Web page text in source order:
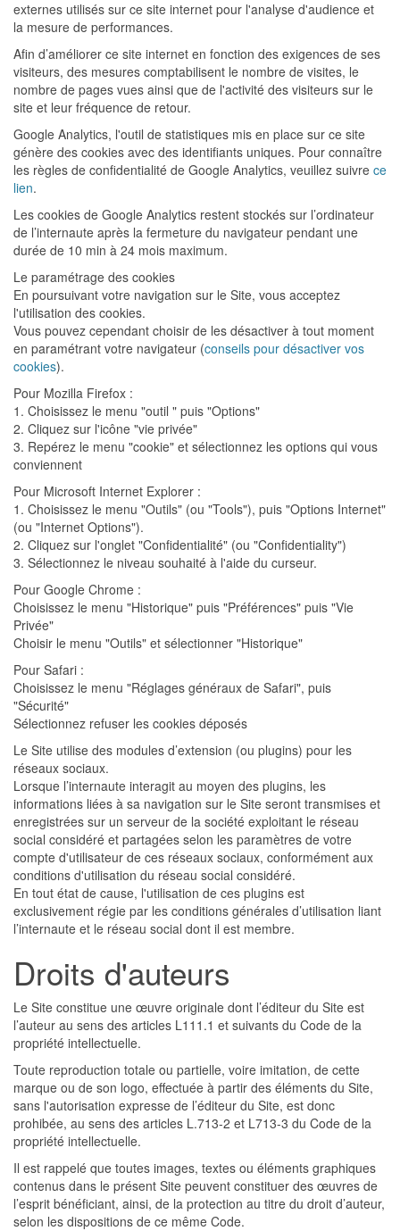
externes utilisés sur ce site internet pour l'analyse d'audience et
la mesure de performances.
Afin d’améliorer ce site internet en fonction des exigences de ses
visiteurs, des mesures comptabilisent le nombre de visites, le
nombre de pages vues ainsi que de l'activité des visiteurs sur le
site et leur fréquence de retour.
Google Analytics, l'outil de statistiques mis en place sur ce site
génère des cookies avec des identifiants uniques. Pour connaître
les règles de confidentialité de Google Analytics, veuillez suivre ce
lien.
Les cookies de Google Analytics restent stockés sur l’ordinateur
de l’internaute après la fermeture du navigateur pendant une
durée de 10 min à 24 mois maximum.
Le paramétrage des cookies
En poursuivant votre navigation sur le Site, vous acceptez
l'utilisation des cookies.
Vous pouvez cependant choisir de les désactiver à tout moment
en paramétrant votre navigateur (conseils pour désactiver vos
cookies).
Pour Mozilla Firefox :
1. Choisissez le menu "outil " puis "Options"
2. Cliquez sur l'icône "vie privée"
3. Repérez le menu "cookie" et sélectionnez les options qui vous
conviennent
Pour Microsoft Internet Explorer :
1. Choisissez le menu "Outils" (ou "Tools"), puis "Options Internet"
(ou "Internet Options").
2. Cliquez sur l'onglet "Confidentialité" (ou "Confidentiality")
3. Sélectionnez le niveau souhaité à l'aide du curseur.
Pour Google Chrome :
Choisissez le menu "Historique" puis "Préférences" puis "Vie
Privée"
Choisir le menu "Outils" et sélectionner "Historique"
Pour Safari :
Choisissez le menu "Réglages généraux de Safari", puis
"Sécurité"
Sélectionnez refuser les cookies déposés
Le Site utilise des modules d’extension (ou plugins) pour les
réseaux sociaux.
Lorsque l’internaute interagit au moyen des plugins, les
informations liées à sa navigation sur le Site seront transmises et
enregistrées sur un serveur de la société exploitant le réseau
social considéré et partagées selon les paramètres de votre
compte d'utilisateur de ces réseaux sociaux, conformément aux
conditions d'utilisation du réseau social considéré.
En tout état de cause, l'utilisation de ces plugins est
exclusivement régie par les conditions générales d’utilisation liant
l’internaute et le réseau social dont il est membre.
Droits d'auteurs
Le Site constitue une œuvre originale dont l’éditeur du Site est
l’auteur au sens des articles L111.1 et suivants du Code de la
propriété intellectuelle.
Toute reproduction totale ou partielle, voire imitation, de cette
marque ou de son logo, effectuée à partir des éléments du Site,
sans l'autorisation expresse de l’éditeur du Site, est donc
prohibée, au sens des articles L.713-2 et L713-3 du Code de la
propriété intellectuelle.
Il est rappelé que toutes images, textes ou éléments graphiques
contenus dans le présent Site peuvent constituer des œuvres de
l’esprit bénéficiant, ainsi, de la protection au titre du droit d’auteur,
selon les dispositions de ce même Code.